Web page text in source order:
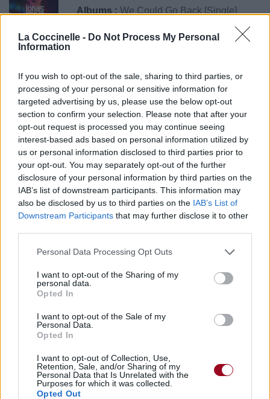
La Coccinelle - Do Not Process My Personal
Information
If you wish to opt-out of the sale, sharing to third parties, or
processing of your personal or sensitive information for
targeted advertising by us, please use the below opt-out
section to confirm your selection. Please note that after your
opt-out request is processed you may continue seeing
interest-based ads based on personal information utilized by
us or personal information disclosed to third parties prior to
your opt-out. You may separately opt-out of the further
disclosure of your personal information by third parties on the
IAB’s list of downstream participants. This information may
also be disclosed by us to third parties on the IAB’s List of
Downstream Participants that may further disclose it to other
Personal Data Processing Opt Outs
I want to opt-out of the Sharing of my
personal data.
Opted In
I want to opt-out of the Sale of my
Personal Data.
Opted In
I want to opt-out of Collection, Use,
Retention, Sale, and/or Sharing of my
Personal Data that Is Unrelated with the
Purposes for which it was collected.
Opted Out
Albums : We Could Go Back [Single]
Paroles + Traduction Téléchargement
Vidéos
Commentaires
Pour prolonger le plaisir musical :
Vous aimez chanter, apprenez la guitare chez
Télécharger légalement les MP3 sur
Télécharger légalement les MP3 ou trouver le CD sur
meilleur prix sur
Paroles + Traduction
Commentaires
Voir la vidéo de «We Could Go
Back (Ft. Moelogo)»